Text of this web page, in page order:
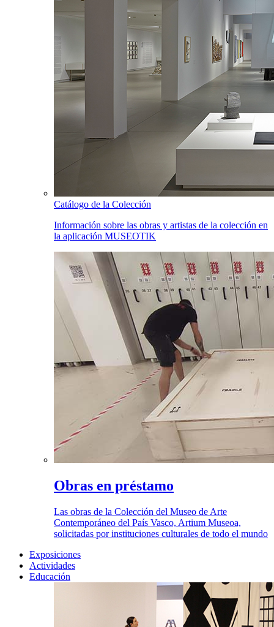
Catálogo de la Colección
Información sobre las obras y artistas de la colección en
la aplicación MUSEOTIK
Obras en préstamo
Las obras de la Colección del Museo de Arte
Contemporáneo del País Vasco, Artium Museoa,
solicitadas por instituciones culturales de todo el mundo
Exposiciones
Actividades
Educación